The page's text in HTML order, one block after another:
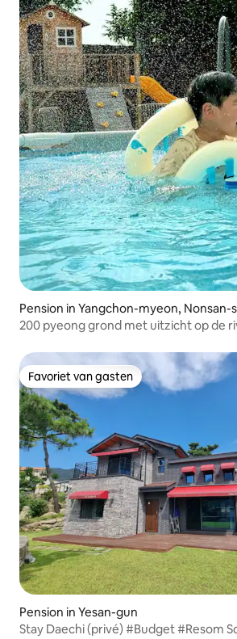
Pension in Yangchon-myeon, Nonsan-
200 pyeong grond met uitzicht op de
accommodatie door een stel in de 30
Favoriet van gasten
Favoriet van gasten
Pension in Yesan-gun
Stay Daechi (privé) #Budget #Resom